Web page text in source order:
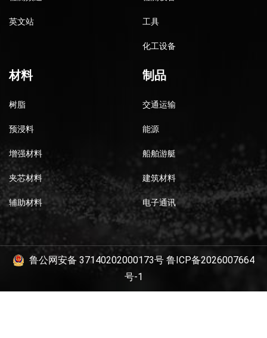
英文站 工具
化工设备
材料
树脂
预浸料
增强材料
夹芯材料
辅助材料
制品
交通运输
能源
船舶游艇
建筑材料
电子通讯
鲁公网安备 37140202000173号 鲁ICP备2026007664
号-1